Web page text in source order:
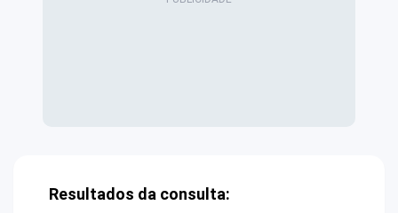
Resultados da consulta: